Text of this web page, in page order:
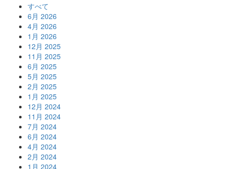
すべて
6月 2026
4月 2026
1月 2026
12月 2025
11月 2025
6月 2025
5月 2025
2月 2025
1月 2025
12月 2024
11月 2024
7月 2024
6月 2024
4月 2024
2月 2024
1月 2024